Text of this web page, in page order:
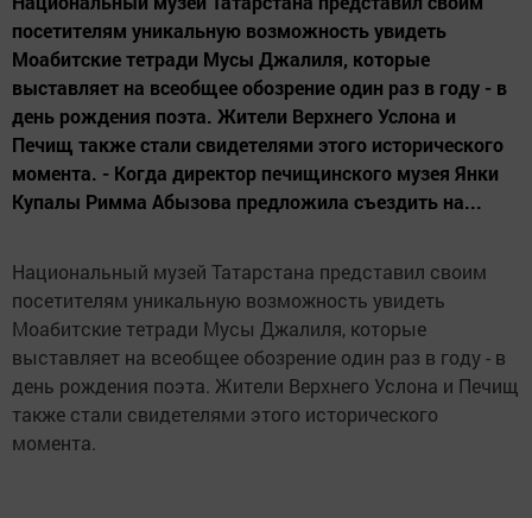
посетителям уникальную возможность увидеть
Моабитские тетради Мусы Джалиля, которые
выставляет на всеобщее обозрение один раз в году - в
день рождения поэта. Жители Верхнего Услона и
Печищ также стали свидетелями этого исторического
момента. - Когда директор печищинского музея Янки
Купалы Римма Абызова предложила съездить на...
Национальный музей Татарстана представил своим
посетителям уникальную возможность увидеть
Моабитские тетради Мусы Джалиля, которые
выставляет на всеобщее обозрение один раз в году - в
день рождения поэта. Жители Верхнего Услона и Печищ
также стали свидетелями этого исторического
момента.